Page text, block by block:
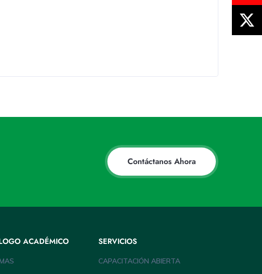
Contáctanos Ahora
ACADÉMICO SERVICIOS
CAPACITACIÓN ABIERTA